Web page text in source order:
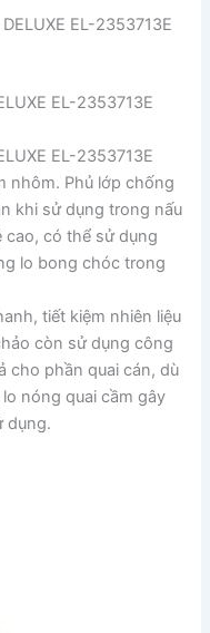
EL-2353713E
EL-2353713E
EL-2353713E
nhôm. Phủ lớp chống
khi sử dụng trong nấu
có thể sử dụng
lo bong chóc trong
tiết kiệm nhiên liệu
còn sử dụng công
cho phần quai cán, dù
nóng quai cầm gây
dụng.